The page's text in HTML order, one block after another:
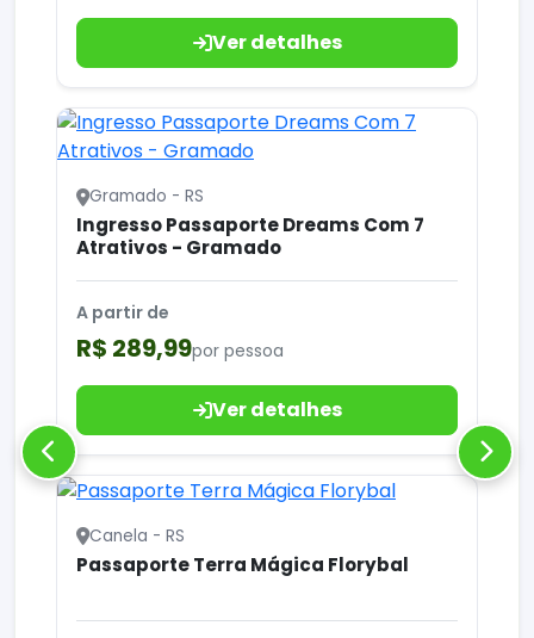
Ver detalhes
Gramado - RS
Ingresso Passaporte Dreams Com 7
Atrativos - Gramado
A partir de
R$ 289,99por pessoa
Ver detalhes
Canela - RS
Passaporte Terra Mágica Florybal